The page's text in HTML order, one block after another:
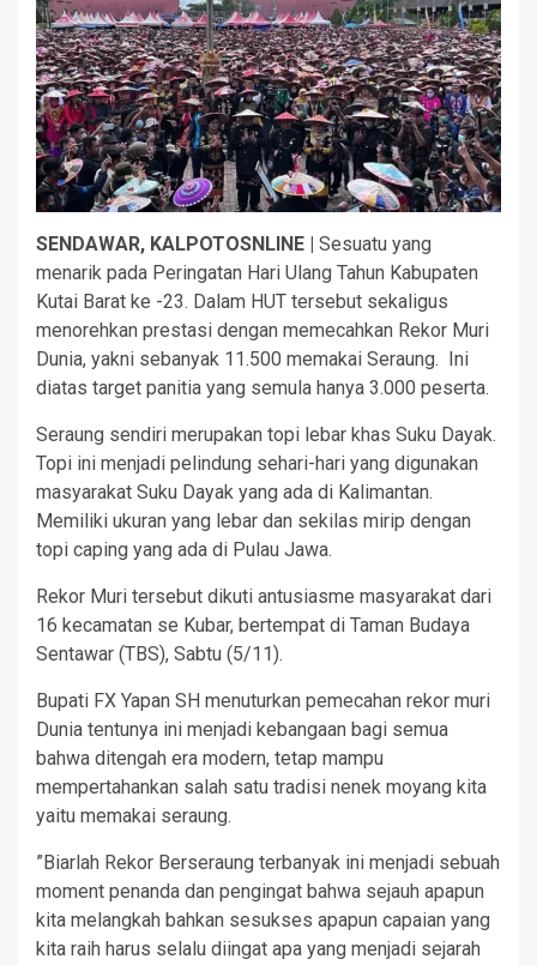
SENDAWAR, KALPOTOSNLINE |
Sesuatu yang
menarik pada Peringatan Hari Ulang Tahun Kabupaten
Kutai Barat ke -23. Dalam HUT tersebut sekaligus
menorehkan prestasi dengan memecahkan Rekor Muri
Dunia, yakni sebanyak 11.500 memakai Seraung. Ini
diatas target panitia yang semula hanya 3.000 peserta.
Seraung sendiri merupakan topi lebar khas Suku Dayak.
Topi ini menjadi pelindung sehari-hari yang digunakan
masyarakat Suku Dayak yang ada di Kalimantan.
Memiliki ukuran yang lebar dan sekilas mirip dengan
topi caping yang ada di Pulau Jawa.
Rekor Muri tersebut dikuti antusiasme masyarakat dari
16 kecamatan se Kubar, bertempat di Taman Budaya
Sentawar (TBS), Sabtu (5/11).
Bupati FX Yapan SH menuturkan pemecahan rekor muri
Dunia tentunya ini menjadi kebangaan bagi semua
bahwa ditengah era modern, tetap mampu
mempertahankan salah satu tradisi nenek moyang kita
yaitu memakai seraung.
”Biarlah Rekor Berseraung terbanyak ini menjadi sebuah
moment penanda dan pengingat bahwa sejauh apapun
kita melangkah bahkan sesukses apapun capaian yang
kita raih harus selalu diingat apa yang menjadi sejarah